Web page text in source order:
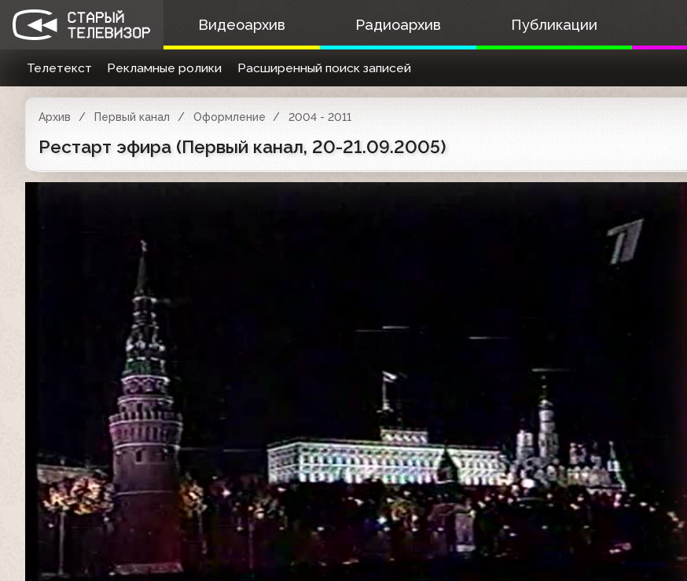
Видеоархив Радиоархив Публикации
Телетекст Рекламные ролики Расширенный поиск записей
Архив Первый канал Оформление 2004 - 2011
Рестарт эфира (Первый канал, 20-21.09.2005)